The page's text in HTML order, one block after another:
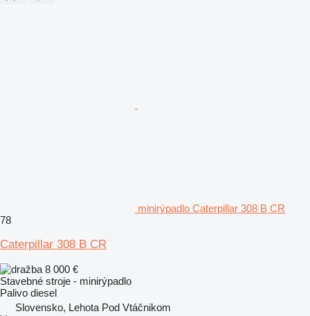
minirýpadlo Caterpillar 308 B CR
78
Caterpillar 308 B CR
8 000 €
Stavebné stroje - minirýpadlo
Palivo diesel
Slovensko, Lehota Pod Vtáčnikom